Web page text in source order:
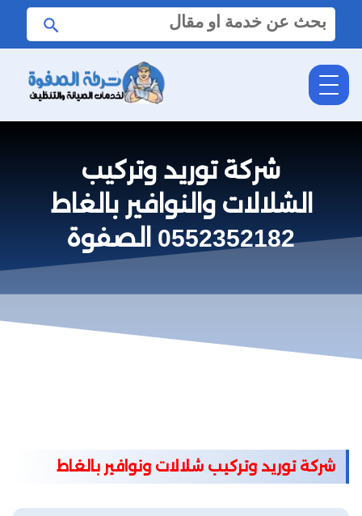
البحث
عن:
شركة توريد وتركيب
الشلالات والنوافير بالغاط
0552352182 الصفوة
شركة توريد وتركيب شلالات ونوافير بالغاط